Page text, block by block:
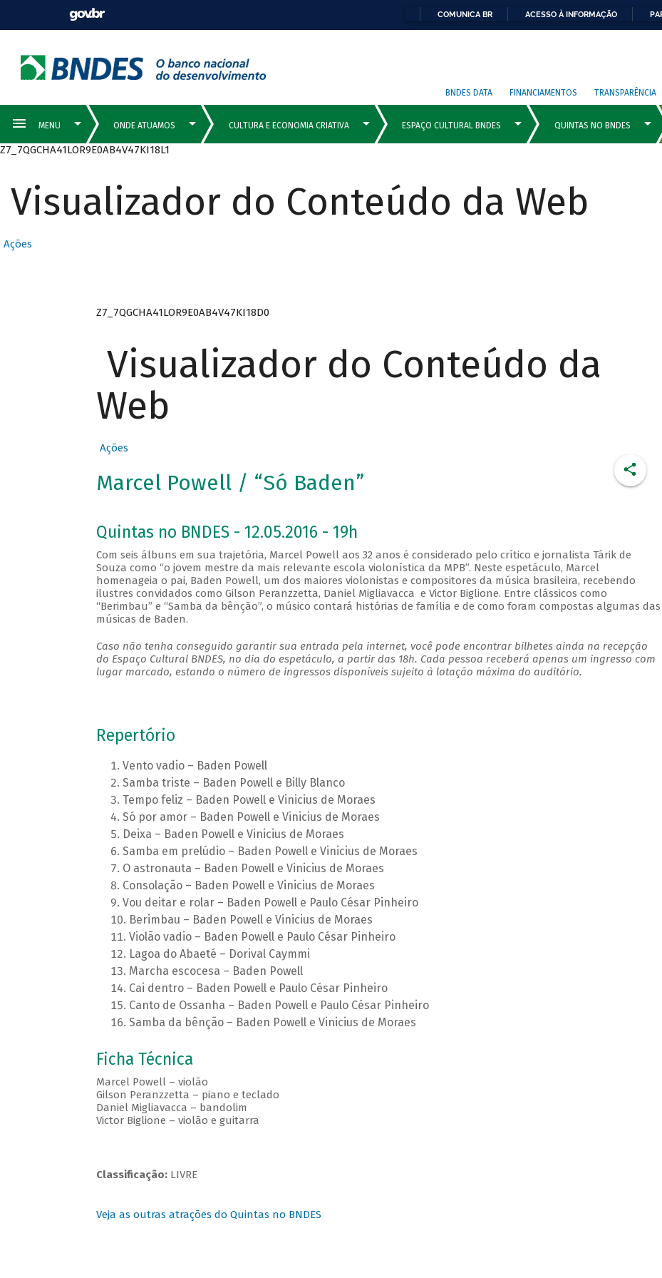
COMUNICA BR ACESSO À INFORMAÇÃO
BNDES DATA FINANCIAMENTOS TRANSPARÊNCIA
Z7_7QGCHA41LOR9E0AB4V47KI18L1
Visualizador do Conteúdo da Web
Ações
Z7_7QGCHA41LOR9E0AB4V47KI18D0
Visualizador do Conteúdo da
Web
Ações
Marcel Powell / “Só Baden”
Quintas no BNDES - 12.05.2016 - 19h
Com seis álbuns em sua trajetória, Marcel Powell aos 32 anos é considerado pelo crítico e jornalista Tárik de
Souza como “o jovem mestre da mais relevante escola violonística da MPB”. Neste espetáculo, Marcel
homenageia o pai, Baden Powell, um dos maiores violonistas e compositores da música brasileira, recebendo
ilustres convidados como Gilson Peranzzetta, Daniel Migliavacca e Victor Biglione. Entre clássicos como
“Berimbau” e “Samba da bênção”, o músico contará histórias de família e de como foram compostas algumas das
músicas de Baden.
Caso não tenha conseguido garantir sua entrada pela internet, você pode encontrar bilhetes ainda na recepção
do Espaço Cultural BNDES, no dia do espetáculo, a partir das 18h. Cada pessoa receberá apenas um ingresso com
lugar marcado, estando o número de ingressos disponíveis sujeito à lotação máxima do auditório.
Repertório
Vento vadio – Baden Powell
Samba triste – Baden Powell e Billy Blanco
Tempo feliz – Baden Powell e Vinicius de Moraes
Só por amor – Baden Powell e Vinicius de Moraes
Deixa – Baden Powell e Vinicius de Moraes
Samba em prelúdio – Baden Powell e Vinicius de Moraes
O astronauta – Baden Powell e Vinicius de Moraes
Consolação – Baden Powell e Vinicius de Moraes
Vou deitar e rolar – Baden Powell e Paulo César Pinheiro
Berimbau – Baden Powell e Vinicius de Moraes
Violão vadio – Baden Powell e Paulo César Pinheiro
Lagoa do Abaeté – Dorival Caymmi
Marcha escocesa – Baden Powell
Cai dentro – Baden Powell e Paulo César Pinheiro
Canto de Ossanha – Baden Powell e Paulo César Pinheiro
Samba da bênção – Baden Powell e Vinicius de Moraes
Ficha Técnica
Marcel Powell – violão
Gilson Peranzzetta – piano e teclado
Daniel Migliavacca – bandolim
Victor Biglione – violão e guitarra
Classificação: LIVRE
Veja as outras atrações do Quintas no BNDES